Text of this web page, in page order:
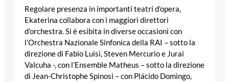
Regolare presenza in importanti teatri d’opera,
Ekaterina collabora con i maggiori direttori
d’orchestra. Si è esibita in diverse occasioni con
l’Orchestra Nazionale Sinfonica della RAI – sotto la
direzione di Fabio Luisi, Steven Mercurio e Jurai
Valcuha -, con l’Ensemble Matheus – sotto la direzione
di Jean-Christophe Spinosi – con Plácido Domingo,